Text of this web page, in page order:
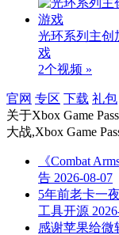
光环系列主创
戏
2个视频 »
官网 专区 下载 礼包
关于Xbox Game
大战,Xbox Game
《Combat
告 2026-08-07
5年前老卡一
工具开源
感谢苹果给微